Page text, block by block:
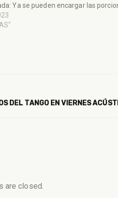
Ya se pueden encargar las
DEL TANGO EN VIERNES
are closed.